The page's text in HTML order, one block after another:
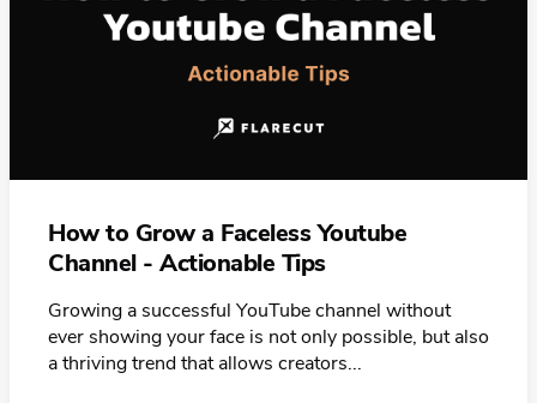
How to Grow a Faceless Youtube
Channel - Actionable Tips
Growing a successful YouTube channel without
ever showing your face is not only possible, but also
a thriving trend that allows creators...